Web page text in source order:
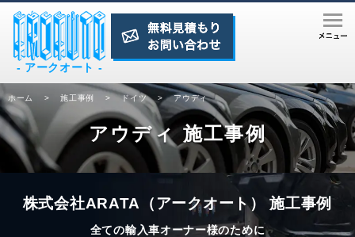
- アークオート -
ホーム > 施工事例 > ドイツ > アウディ
アウディ 施工事例
株式会社ARATA（アークオート） 施工事例
全ての輸入車オーナー様のために